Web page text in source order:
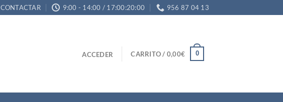
CONTACTAR 9:00 - 14:00 / 17:00:20:00 956 87 04 13
ACCEDER CARRITO / 0,00€ 0